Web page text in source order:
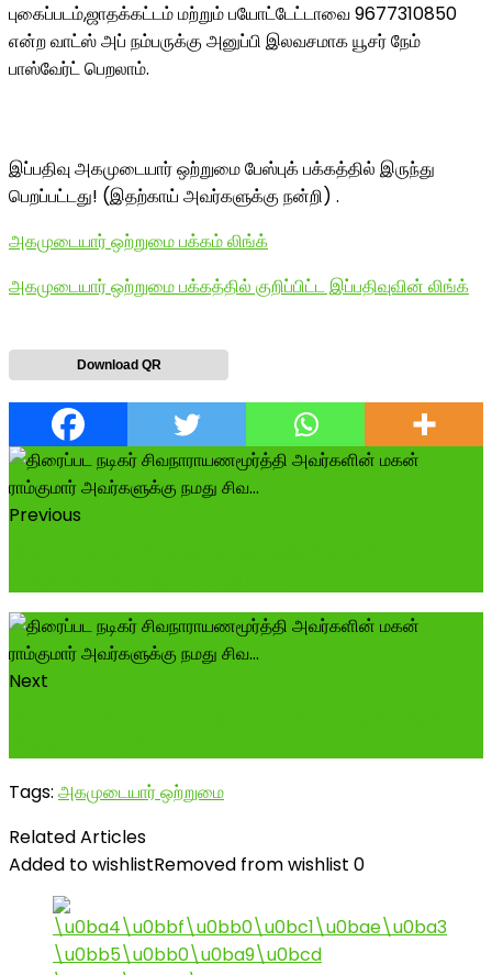
புகைப்படம்,ஜாதக்கட்டம் மற்றும் பயோட்டேட்டாவை 9677310850
என்ற வாட்ஸ் அப் நம்பருக்கு அனுப்பி இலவசமாக யூசர் நேம்
பாஸ்வேர்ட் பெறலாம்.
இப்பதிவு அகமுடையார் ஒற்றுமை பேஸ்புக் பக்கத்தில் இருந்து
பெறப்பட்டது! (இதற்காய் அவர்களுக்கு நன்றி) .
அகமுடையார் ஒற்றுமை பக்கம் லிங்க்
அகமுடையார் ஒற்றுமை பக்கத்தில் குறிப்பிட்ட இப்பதிவுவின் லிங்க்
Download QR
Previous
Next
Tags: அகமுடையார் ஒற்றுமை
Related Articles
Added to wishlistRemoved from wishlist 0